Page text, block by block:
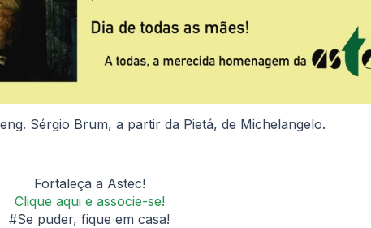
Sérgio Brum, a partir da Pietá, de Michelangelo.
Fortaleça a Astec!
Clique aqui e associe-se!
#Se puder, fique em casa!